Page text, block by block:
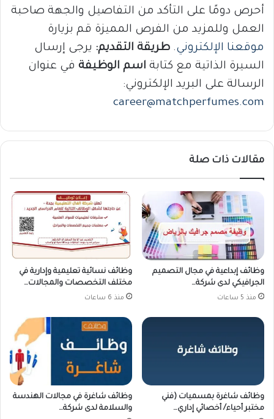
أحرص دومًا على التأكد من التفاصيل والجهة صاحبة
العمل وللمزيد من الفرص المميزة قم بزيارة
موقعنا الإلكتروني. طريقة التقديم: يرجى إرسال
السيرة الذاتية مع كتابة اسم الوظيفة في عنوان
الرسالة على البريد الإلكتروني:
career@matchperfumes.com
مقالات ذات صلة
وظائف إبداعية في مجال التصميم
الجرافيكي لدى شركة…
منذ 5 ساعات
وظائف نسائية تعليمية وإدارية في
مختلف التخصصات والمجالات…
منذ 6 ساعات
وظائف شاغرة بمسميات (فني
مختبر أحياء/ أخصائي إداري…
وظائف شاغرة في مجالات الهندسة
والسلامة لدى شركة…